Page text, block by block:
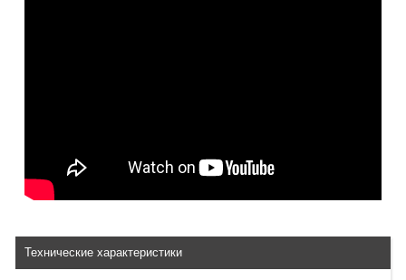
Технические характеристики